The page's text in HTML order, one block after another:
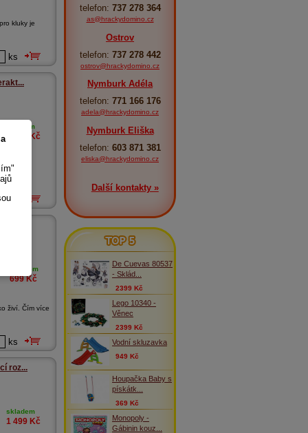
kluky je
ks
skladem
Kč
ko...
ks
skladem
699 Kč
živí. Čím více
ks
roz...
skladem
1 499 Kč
telefon: 737 278 364
as@hrackydomino.cz
Ostrov
telefon: 737 278 442
ostrov@hrackydomino.cz
Nymburk Adéla
telefon: 771 166 176
adela@hrackydomino.cz
Nymburk Eliška
telefon: 603 871 381
eliska@hrackydomino.cz
Další kontakty »
TOP 5
De Cuevas 80537
- Sklád...
2399 Kč
Lego 10340 -
Věnec
2399 Kč
Vodní skluzavka
949 Kč
Houpačka Baby s
pískátk...
369 Kč
Monopoly -
Gábinin kouz...